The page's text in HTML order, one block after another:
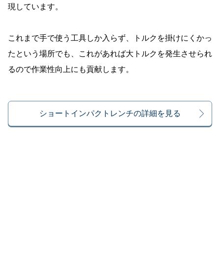
現しています。
これまで手で使う工具しか入らず、トルクを掛けにくかっ
たという場所でも、これがあれば大トルクを発生させられ
るので作業性向上にも貢献します。
ショートインパクトレンチの詳細を見る